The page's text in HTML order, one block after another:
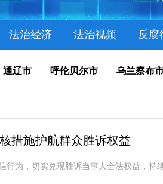
法治经济 法治视频 反腐
通辽市 呼伦贝尔市 乌兰察布
措施护航群众胜诉权益
行为，切实兑现胜诉当事人合法权益，持